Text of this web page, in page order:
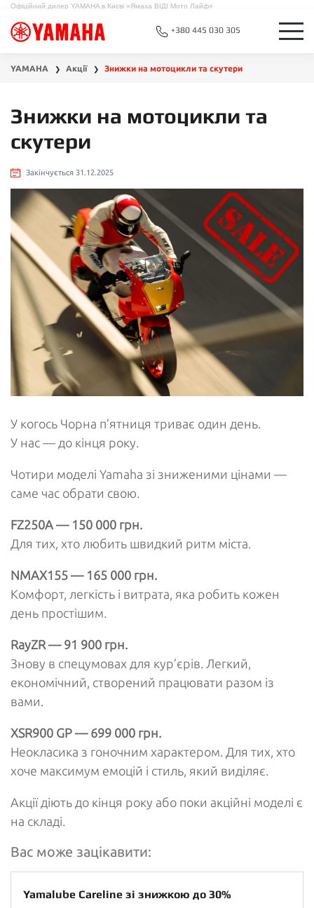
Офіційний дилер YAMAHA в Києві «Ямаха ВІДІ Мото Лайф»
+380 445 030 305
YAMAHA ❯ Акції ❯ Знижки на мотоцикли та скутери
Знижки на мотоцикли та
скутери
Закінчується 31.12.2025
У когось Чорна п’ятниця триває один день.
У нас — до кінця року.
Чотири моделі Yamaha зі зниженими цінами —
саме час обрати свою.
FZ250А — 150 000 грн.
Для тих, хто любить швидкий ритм міста.
NMAX155 — 165 000 грн.
Комфорт, легкість і витрата, яка робить кожен
день простішим.
RayZR — 91 900 грн.
Знову в спецумовах для кур’єрів. Легкий,
економічний, створений працювати разом із
вами.
XSR900 GP — 699 000 грн.
Неокласика з гоночним характером. Для тих, хто
хоче максимум емоцій і стиль, який виділяє.
Акції діють до кінця року або поки акційні моделі є
на складі.
Вас може зацікавити:
Yamalube Careline зі знижкою до 30%